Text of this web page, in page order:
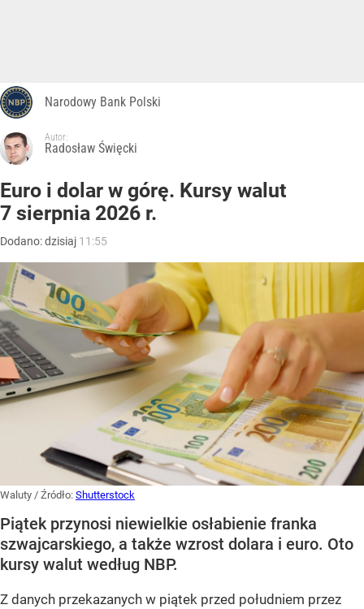
Narodowy Bank Polski
Autor:
Radosław Święcki
Euro i dolar w górę. Kursy walut
7 sierpnia 2026 r.
Dodano:dzisiaj 11:55
Waluty / Źródło: Shutterstock
Piątek przynosi niewielkie osłabienie franka
szwajcarskiego, a także wzrost dolara i euro. Oto
kursy walut według NBP.
Z danych przekazanych w piątek przed południem przez